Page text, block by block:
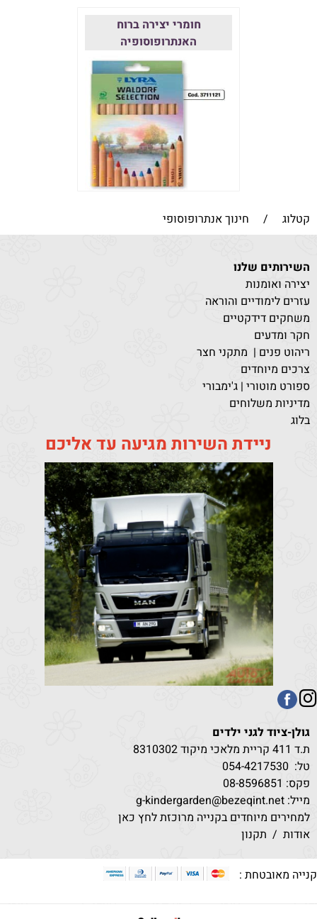
חומרי יצירה ברוח
האנתרופוסופיה
קטלוג / חינוך אנתרופוסופי
השירותים שלנו
יצירה ואומנות
עזרים לימודיים והוראה
משחקים דידקטיים
חקר ומדעים
ריהוט פנים | מתקני חצר
צרכים מיוחדים
ספורט מוטורי | ג'ימבורי
מדיניות משלוחים
בלוג
ניידת השירות מגיעה עד אליכם
גולן-ציוד לגני ילדים
ת.ד 411 קריית מלאכי מיקוד 8310302
טל:
054-4217530
פקס: 08-8596851
מייל: g-kindergarden@bezeqint.net
למחירים מיוחדים בקנייה מרוכזת לחץ כאן
אודות/ תקנון
מאובטחת :